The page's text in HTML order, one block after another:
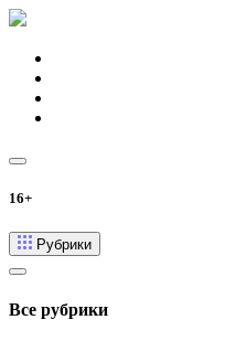
16+
Рубрики
Все рубрики